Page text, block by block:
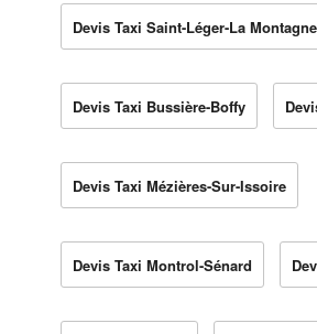
Devis Taxi Saint-Léger-La Montagne
Devis Taxi Bussière-Boffy
Devis Taxi Mézières-Sur-Issoire
Devis Taxi Montrol-Sénard